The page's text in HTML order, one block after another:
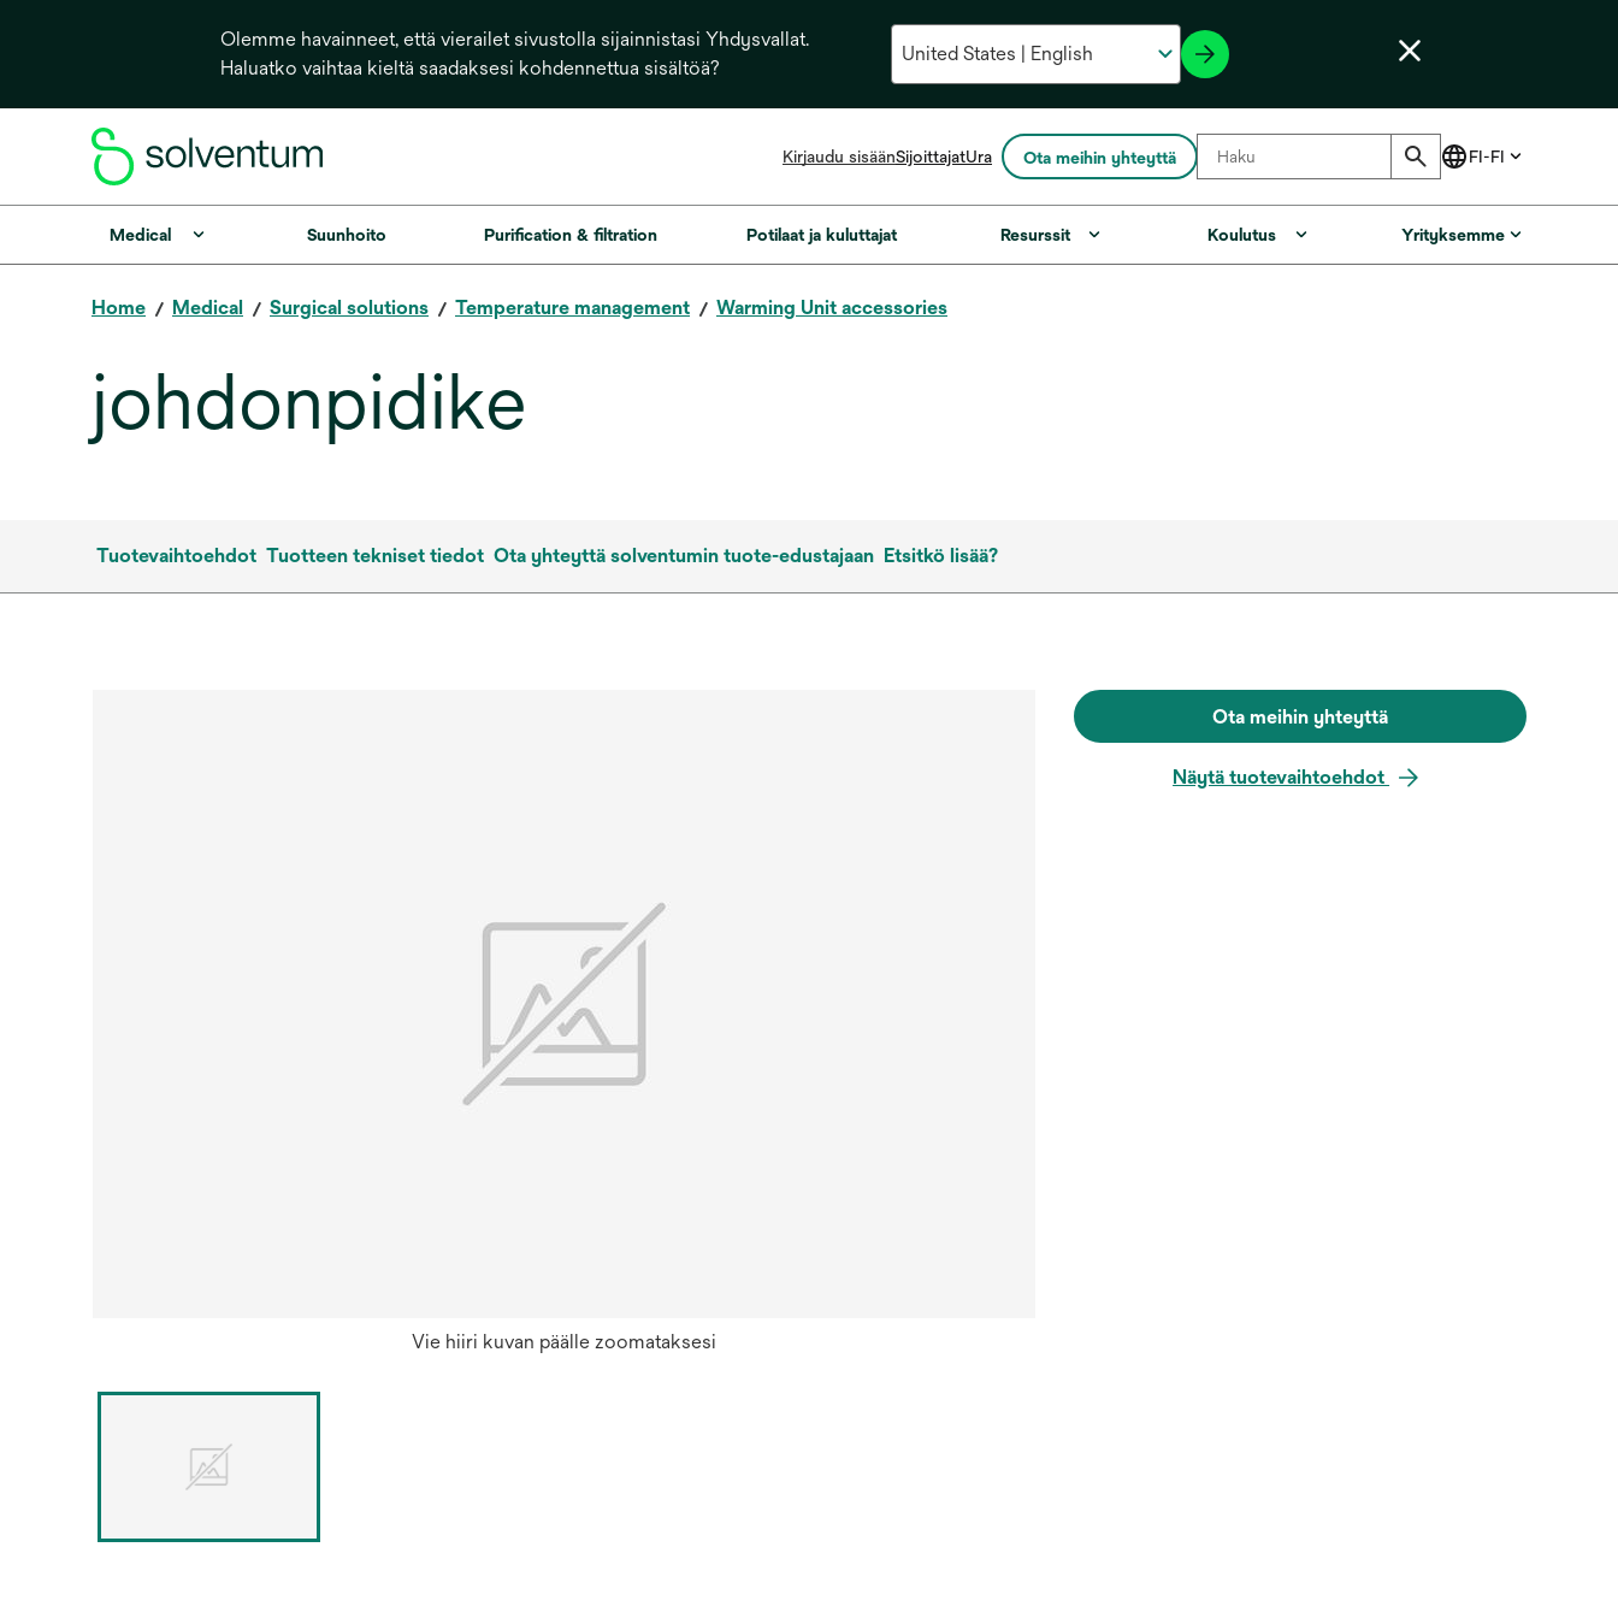
Olemme havainneet, että vierailet sivustolla sijainnistasi Yhdysvallat.
Haluatko vaihtaa kieltä saadaksesi kohdennettua sisältöä?
Kirjaudu sisäänSijoittajatopens
a
Ura Ota meihin yhteyttä
Medical Suunhoito Purification & filtration Potilaat ja kuluttajat Resurssit Koulutus Yrityksemme
Home Medical Surgical solutions Temperature management Warming Unit accessories
johdonpidike
Tuotevaihtoehdot Tuotteen tekniset tiedot Ota yhteyttä solventumin tuote-edustajaan Etsitkö lisää?
Vie hiiri kuvan päälle zoomataksesi
Ota meihin yhteyttä
Näytä tuotevaihtoehdot